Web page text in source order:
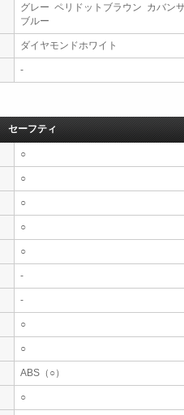
グレー ペリドットブラウン カバン
ブルー
ダイヤモンドホワイト
-
セーフティ
○
○
○
○
○
-
-
○
○
ABS（○）
○